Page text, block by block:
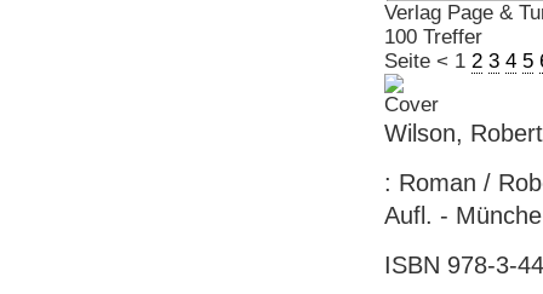
Verlag Page &
100 Treffer
Seite < 1 2 3 4 5
Wilson,
: Roman /
Aufl. -
ISBN 978-3-